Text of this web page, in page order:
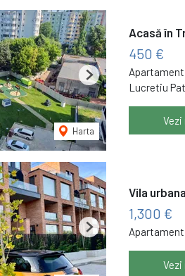
Harta
Next
Acasă în
450 €
Lucretiu
Next
Vila
1,300 €